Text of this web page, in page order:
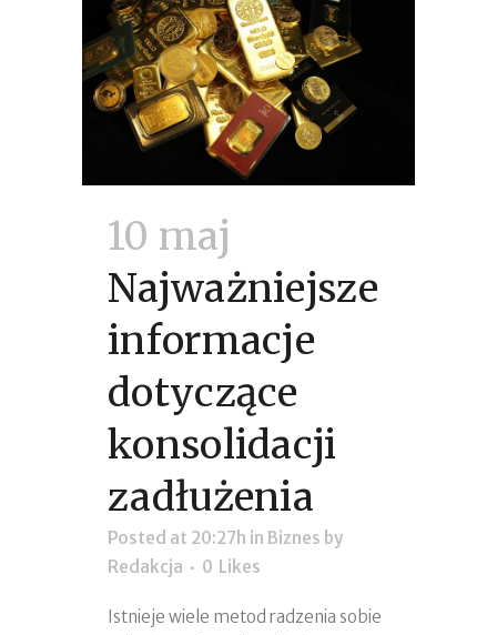
10 maj
Najważniejsze
informacje
dotyczące
konsolidacji
zadłużenia
Posted at 20:27h in Biznes by
Redakcja
0 Likes
Istnieje wiele metod radzenia sobie